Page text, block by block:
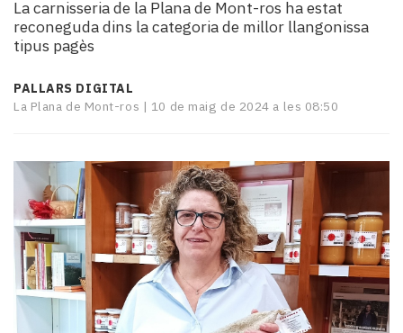
Cultura
Esports
Mai
TV
El
temps
Reportatges
Entrevistes
Enquestes
A
escena!
Dis
La carnisseria de la Plana de Mont-ros ha estat
reconeguda dins la categoria de millor llangonissa
tipus pagès
PALLARS DIGITAL
La Plana de Mont-ros | 10 de maig de 2024 a les 08:50